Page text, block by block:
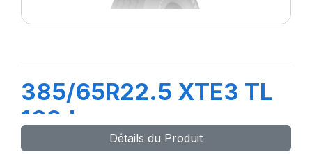
385/65R22.5 XTE3 TL
160J
Détails du Produit